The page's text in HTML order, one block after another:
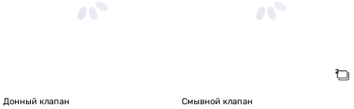
Донный клапан Смывной клапан